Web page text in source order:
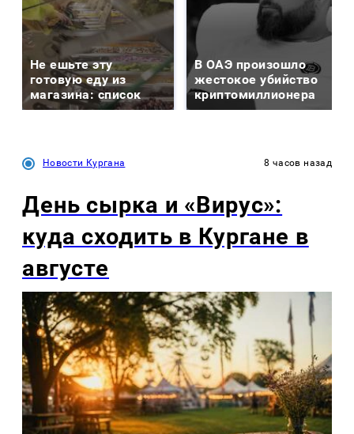
Не ешьте эту
готовую еду из
магазина: список
В ОАЭ произошло
жестокое убийство
криптомиллионера
Новости Кургана 8 часов назад
День сырка и «Вирус»:
куда сходить в Кургане в
августе